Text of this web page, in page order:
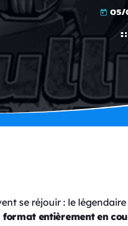
today 05/
se réjouir : le
format entièrement en